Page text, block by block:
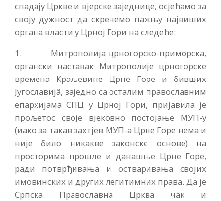
спадају Цркве и вјерске заједнице, осјећамо за
своју дужност да скренемо пажњу највиших
органа власти у Црној Гори на следеће:
1. Митрополија црногорско-приморска,
органски наставак Митрополије црногорске
времена Краљевине Црне Горе и бивших
Југославијâ, заједно са осталим православним
епархијама СПЦ у Црној Гори, пријавила је
прољетос своје вјековно постојање МУП-у
(иако за такав захтјев МУП-а Црне Горе нема и
није било никакве законске основе) на
просторима прошле и данашње Црне Горе,
ради потврђивања и остваривања својих
имовинских и других легитимних права. Да је
Српска Православна Црква чак и